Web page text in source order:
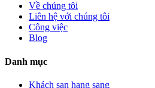
Về chúng tôi
Liên hệ với chúng tôi
Công việc
Blog
Danh mục
Khách sạn hạng sang